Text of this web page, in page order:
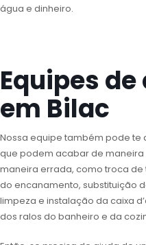
água e dinheiro.
Equipes
em Bilac
Nossa equipe também pode te
que podem acabar de
maneira errada, como troca
do encanamento, substituição
limpeza e instalação da caixa
dos ralos do banheiro e da